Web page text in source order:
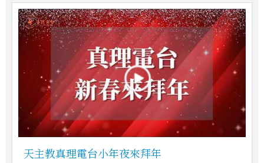
天主教真理電台小年夜來拜年